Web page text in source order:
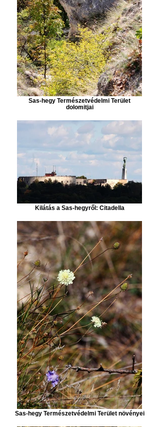
Sas-hegy Természetvédelmi Terület
dolomitjai
Kilátás a Sas-hegyről: Citadella
Sas-hegy Természetvédelmi Terület növényei